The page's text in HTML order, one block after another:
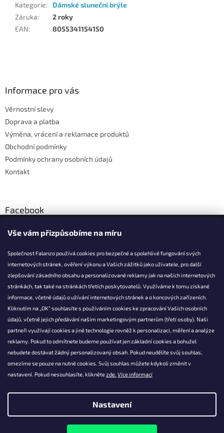
Vše vám přizpůsobíme na míru
Společnost Falanzo používá cookies pro bezpečné a spolehlivé fungování svých
internetových stránek, ověření výkonu a Vašich zážitků jako uživatele, pro další
zlepšování zásadního obsahu a personalizované reklamy jak na našich internetových
stránkách, tak také na stránkách třetích poskytovatelů. Využíváme k tomu získané
informace, včetně údajů o užívání internetových stránek a o koncových zařízeních.
Kliknutím na „OK“ souhlasíte s používáním cookies ke zpracování Vašich osobních
údajů, včetně jejich předávání našim marketingovým partnerům (třetí osoby). Naši
partneři využívají cookies a jiné technologie rovněž k personalizaci, měření a analýze
reklamy. Pokud to odmítnete budeme používat jen základní cookies a bohužel
nebudete dostávat žádný personalizovaný obsah. Pokud neudělíte svůj souhlas,
omezíme se pouze na nutné cookies. Svůj souhlas můžete kdykoli změnit v
nastavení. Pokud nesouhlasíte, kliknětezde. Více informací
Nastavení
Kategorie:
Dámské sluneční brýle
Záruka:
2 roky
EAN: 8055341154150
Informace pro vás
Věrnostní slevy
Doprava a platba
Výměna, vrácení a reklamace produktů
Obchodní podmínky
Podmínky ochrany osobních údajů
Kontakt
Facebook
KONTAKT
info@falanzo.cz
Falanzo.cz
FalanzoCZ